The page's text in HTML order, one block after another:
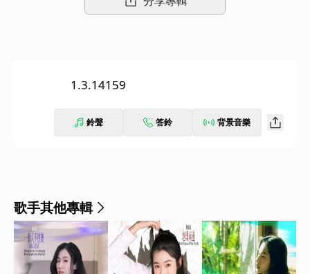
1.3.14159
鈴聲 答鈴 背景音樂
歌手其他專輯